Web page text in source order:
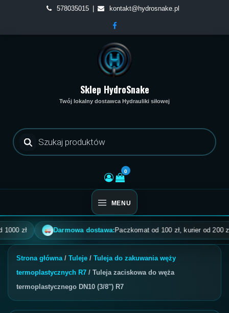
content
578035015 kontakt@hydrosnake.pl
Sklep HydroSnake
Twój lokalny dostawca Hydrauliki siłowej
Wyszukiwarka
produktów
0
MENU
zł Darmowa dostawa:Paczkomat od 100 zł, kurier od 200 zł,
Strona główna/ Tuleje / Tuleja do zakuwania węży
termoplastycznych R7 / Tuleja zaciskowa do węża
termoplastycznego DN10 (3/8″) R7